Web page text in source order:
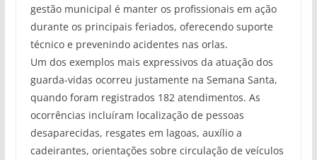
gestão municipal é manter os profissionais em ação
durante os principais feriados, oferecendo suporte
técnico e prevenindo acidentes nas orlas.
Um dos exemplos mais expressivos da atuação dos
guarda-vidas ocorreu justamente na Semana Santa,
quando foram registrados 182 atendimentos. As
ocorrências incluíram localização de pessoas
desaparecidas, resgates em lagoas, auxílio a
cadeirantes, orientações sobre circulação de veículos